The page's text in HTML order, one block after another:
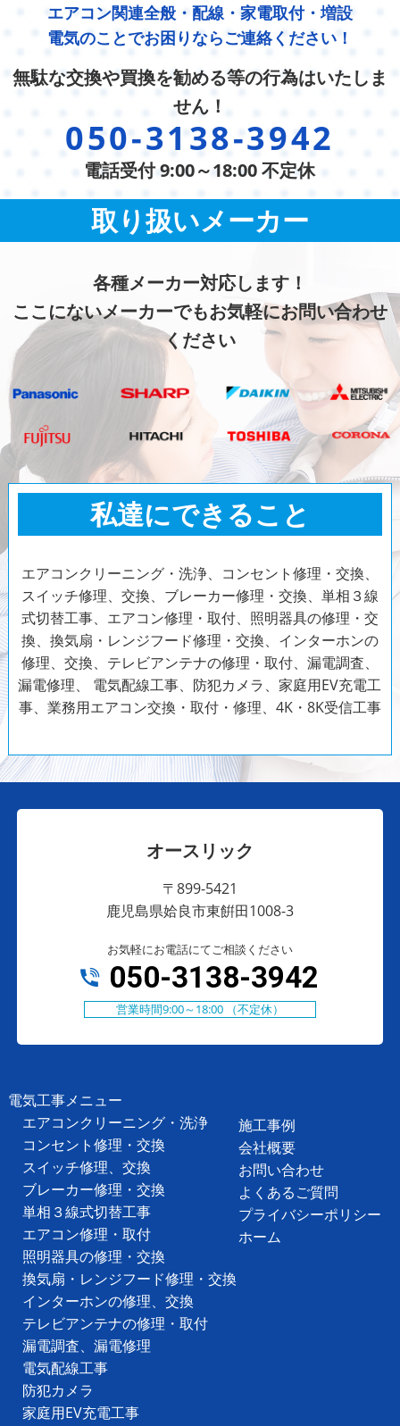
エアコン関連全般・配線・家電取付・増設
電気のことでお困りならご連絡ください！
無駄な交換や買換を勧める等の行為はいたしま
せん！
050-3138-3942
電話受付 9:00～18:00 不定休
取り扱いメーカー
各種メーカー対応します！
ここにないメーカーでもお気軽にお問い合わせ
ください
私達にできること
エアコンクリーニング・洗浄、コンセント修理・交換、
スイッチ修理、交換、ブレーカー修理・交換、単相３線
式切替工事、エアコン修理・取付、照明器具の修理・交
換、換気扇・レンジフード修理・交換、インターホンの
修理、交換、テレビアンテナの修理・取付、漏電調査、
漏電修理、 電気配線工事、防犯カメラ、家庭用EV充電工
事、業務用エアコン交換・取付・修理、4K・8K受信工事
オースリック
〒899-5421
鹿児島県姶良市東餠田1008-3
お気軽にお電話にてご相談ください
050-3138-3942
営業時間9:00～18:00 （不定休）
電気工事メニュー
エアコンクリーニング・洗浄
コンセント修理・交換
スイッチ修理、交換
ブレーカー修理・交換
単相３線式切替工事
エアコン修理・取付
照明器具の修理・交換
換気扇・レンジフード修理・交換
インターホンの修理、交換
テレビアンテナの修理・取付
漏電調査、漏電修理
電気配線工事
防犯カメラ
家庭用EV充電工事
施工事例
会社概要
お問い合わせ
よくあるご質問
プライバシーポリシー
ホーム